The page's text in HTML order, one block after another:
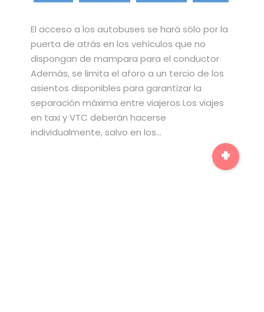
El acceso a los autobuses se hará sólo por la
puerta de atrás en los vehículos que no
dispongan de mampara para el conductor
Además, se limita el aforo a un tercio de los
asientos disponibles para garantizar la
separación máxima entre viajeros Los viajes
en taxi y VTC deberán hacerse
individualmente, salvo en los…
+